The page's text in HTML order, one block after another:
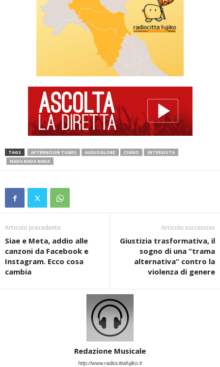
TAGS AFTERNOON TUNES AUDIOGLOBE CIGNO
INTERVISTA
NADA NADA NADA
Articolo precedente
Siae e Meta, addio alle
canzoni da Facebook e
Instagram. Ecco cosa
cambia
Articolo successivo
Giustizia trasformativa, il
sogno di una “trama
alternativa” contro la
violenza di genere
Redazione Musicale
http://www.radiocittafujiko.it